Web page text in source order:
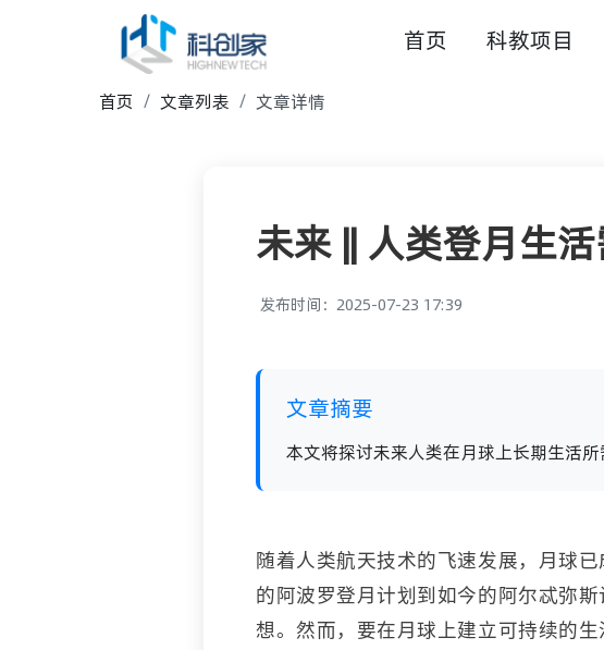
首页 科教项目
首页 文章列表 文章详情
未来 || 人类登月生
发布时间：2025-07-23 17:39
文章摘要
本文将探讨未来人类在月球上长期生活
随着人类航天技术的飞速发展，月球
的阿波罗登月计划到如今的阿尔忒弥
想。然而，要在月球上建立可持续的